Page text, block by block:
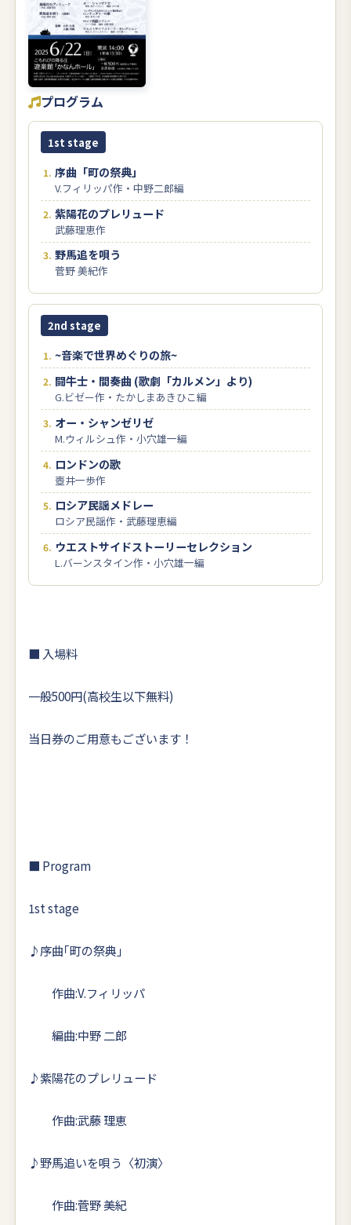
プログラム
1st stage
序曲「町の祭典」
V.フィリッパ作・中野二郎編
紫陽花のプレリュード
武藤理恵作
野馬追を唄う
菅野 美紀作
2nd stage
~音楽で世界めぐりの旅~
闘牛士・間奏曲 (歌劇「カルメン」より)
G.ビゼー作・たかしまあきひこ編
オー・シャンゼリゼ
M.ウィルシュ作・小穴雄一編
ロンドンの歌
壺井一歩作
ロシア民謡メドレー
ロシア民謡作・武藤理恵編
ウエストサイドストーリーセレクション
L.バーンスタイン作・小穴雄一編
■ 入場料
一般500円(高校生以下無料)
当日券のご用意もございます！
■ Program
1st stage
♪序曲｢町の祭典｣
作曲:V.フィリッパ
編曲:中野 二郎
♪紫陽花のプレリュード
作曲:武藤 理恵
♪野馬追いを唄う〈初演〉
作曲:菅野 美紀